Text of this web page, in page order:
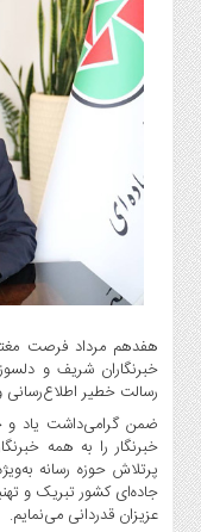
و
شهری
گاز
و
پتروشیمی
صنعت
و
خودرو
آپ
و
فن
آوری
بانک
،
بیمه
و
ارز
هفدهم مرداد فرصت
خبرنگاران شریف و
رسالت خطیر
ضمن گرامی‌داشت یاد و
خبرنگار را به همه
پرتلاش حوزه رسانه
جاده‌ای کشور تبریک و
عزیزان قدردانی می‌نمایم.